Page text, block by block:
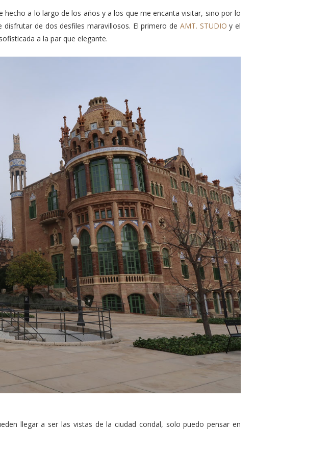
a lo largo de los años y a los que me encanta visitar, sino por lo
de dos desfiles maravillosos. El primero de AMT. STUDIO y el
a la par que elegante.
llegar a ser las vistas de la ciudad condal, solo puedo pensar en